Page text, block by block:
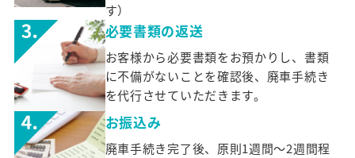
す）
必要書類の返送
お客様から必要書類をお預かりし、書類
に不備がないことを確認後、廃車手続き
を代行させていただきます。
お振込み
廃車手続き完了後、原則1週間～2週間程